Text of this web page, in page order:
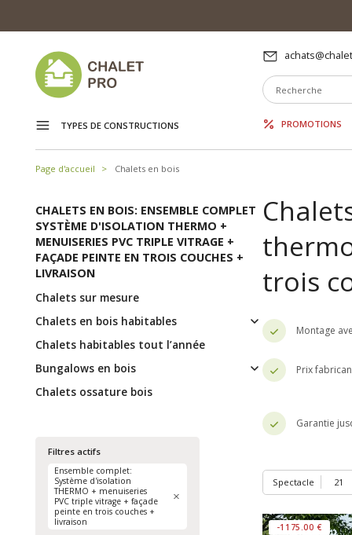
TYPES DE CONSTRUCTIONS PROMOTIONS
Page d'accueil Chalets en bois
CHALETS EN BOIS: ENSEMBLE COMPLET
SYSTÈME D'ISOLATION THERMO +
MENUISERIES PVC TRIPLE VITRAGE +
FAÇADE PEINTE EN TROIS COUCHES +
LIVRAISON
Chalets sur mesure
Chalets en bois habitables
Chalets habitables tout l’année
Bungalows en bois
Chalets ossature bois
Filtres actifs
Ensemble complet:
Système d'isolation
THERMO + menuiseries
PVC triple vitrage + façade
peinte en trois couches +
livraison
trois
Montage
Prix
Garantie
Spectacle
-1175.00 €